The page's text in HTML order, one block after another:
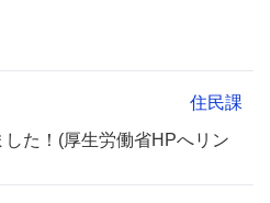
住民課
た！(厚生労働省HPへリン